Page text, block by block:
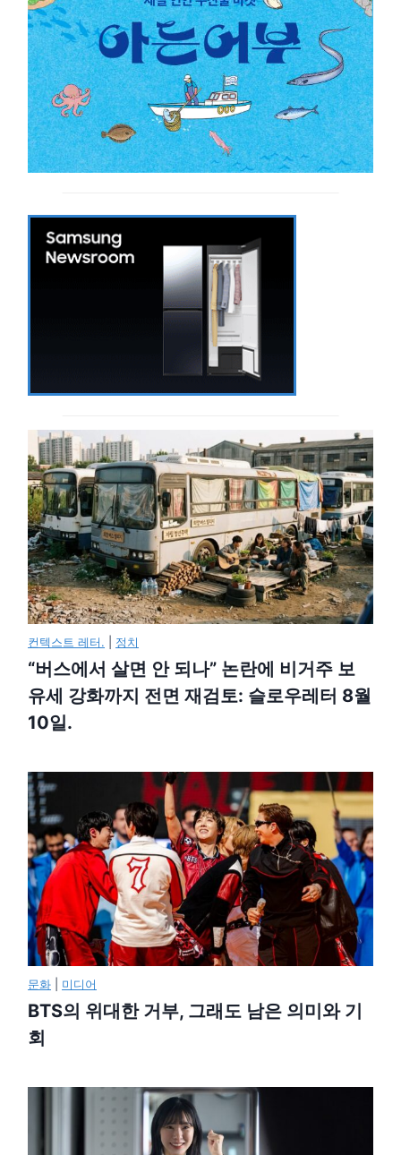
컨텍스트 레터. 정치
“버스에서 살면 안 되나” 논란에 비거주 보
유세 강화까지 전면 재검토: 슬로우레터 8월
10일.
문화 미디어
BTS의 위대한 거부, 그래도 남은 의미와 기
회